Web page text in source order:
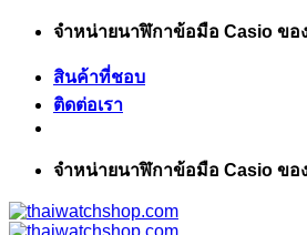
ข้าม
เนื้อหา
จำหน่ายนาฬิกาข้อมือ Casio ขอ
สินค้าที่ชอบ
ติดต่อเรา
จำหน่ายนาฬิกาข้อมือ Casio ขอ